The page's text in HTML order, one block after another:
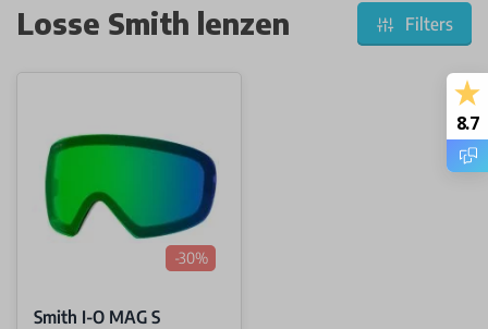
Losse Smith lenzen Filters
-30%
Smith I-O MAG S
8.7